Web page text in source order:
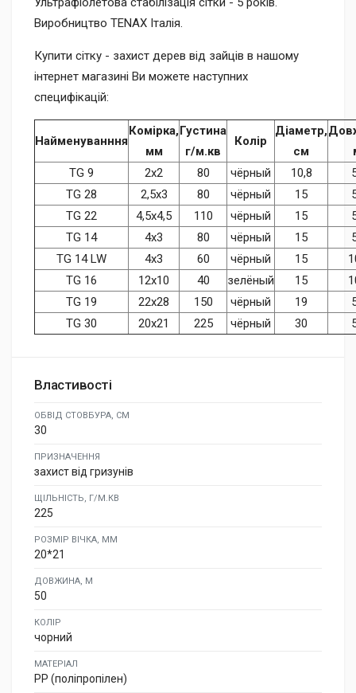
Виробництво TENAX Італія.
Купити сітку - захист дерев від зайців в нашому
інтернет магазині Ви можете наступних
специфікацій:
Найменуванння
Комірка,
мм
Густина
г/м.кв
Колір
Діаметр,
см
TG 9
2х2 80 чёрный 10,8
TG 28
2,5х3 80 чёрный 15
TG 22
4,5х4,5 110 чёрный 15
TG 14
4х3 80 чёрный 15
TG 14 LW
4х3 60 чёрный 15
TG 16
12х10 40 зелёный 15
TG 19
22х28 150 чёрный 19
TG 30
20х21 225 чёрный 30
Властивості
ОБВІД СТОВБУРА, СМ
30
ПРИЗНАЧЕННЯ
захист від гризунів
ЩІЛЬНІСТЬ, Г/М.КВ
225
РОЗМІР ВІЧКА, ММ
20*21
ДОВЖИНА, М
50
КОЛІР
чорний
МАТЕРІАЛ
PP (поліпропілен)